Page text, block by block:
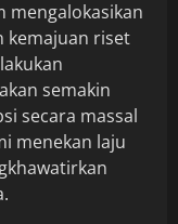
mengalokasikan
kemajuan riset
semakin
secara massal
menekan laju